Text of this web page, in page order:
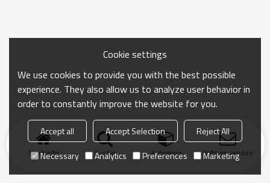
Startseite Suche Kategorie Anfrage senden
Cookie settings
We use cookies to provide you with the best possible
experience. They also allow us to analyze user behavior in
order to constantly improve the website for you.
Accept all Accept Selection
Reject All
Necessary
Analytics Preferences Marketing